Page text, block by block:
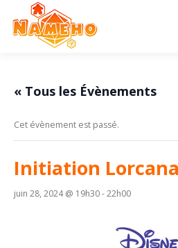
contenu
STATUTS & AG
« Tous les Évènements
Cet évènement est passé.
Initiation Lorcana
juin 28, 2024 @ 19h30-22h00